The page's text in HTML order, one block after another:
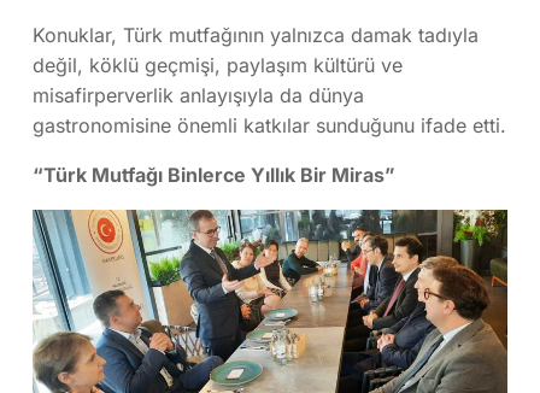
Konuklar, Türk mutfağının yalnızca damak tadıyla
değil, köklü geçmişi, paylaşım kültürü ve
misafirperverlik anlayışıyla da dünya
gastronomisine önemli katkılar sunduğunu ifade etti.
“Türk Mutfağı Binlerce Yıllık Bir Miras”